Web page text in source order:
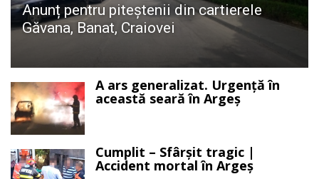
Anunț pentru piteștenii din cartierele
Găvana, Banat, Craiovei
A ars generalizat. Urgență în
această seară în Argeș
Cumplit – Sfârșit tragic |
Accident mortal în Argeș